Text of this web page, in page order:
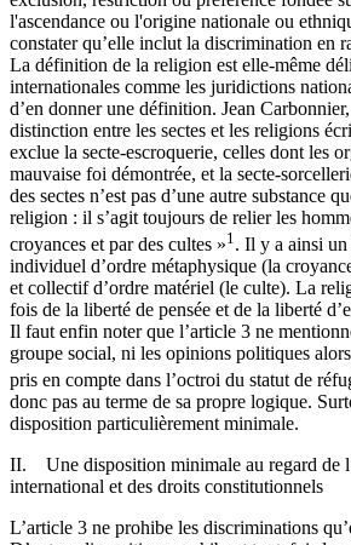
l'ascendance ou l'origine nationale ou
constater qu’elle inclut la discrimination en
La définition de la religion est elle-même
internationales comme les juridictions
d’en donner une définition. Jean
distinction entre les sectes et les religions
exclue la secte-escroquerie, celles dont les
mauvaise foi démontrée, et la secte-
des sectes n’est pas d’une autre substance
religion : il s’agit toujours de relier les
croyances et par des cultes »1 . Il y a ainsi
individuel d’ordre métaphysique (la
et collectif d’ordre matériel (le culte). La
fois de la liberté de pensée et de la liberté
Il faut enfin noter que l’article 3 ne
groupe social, ni les opinions politiques alors
pris en compte dans l’octroi du statut de
donc pas au terme de sa propre logique.
disposition particulièrement minimale.
II. Une disposition minimale au regard de
international et des droits constitutionnels
L’article 3 ne prohibe les discriminations